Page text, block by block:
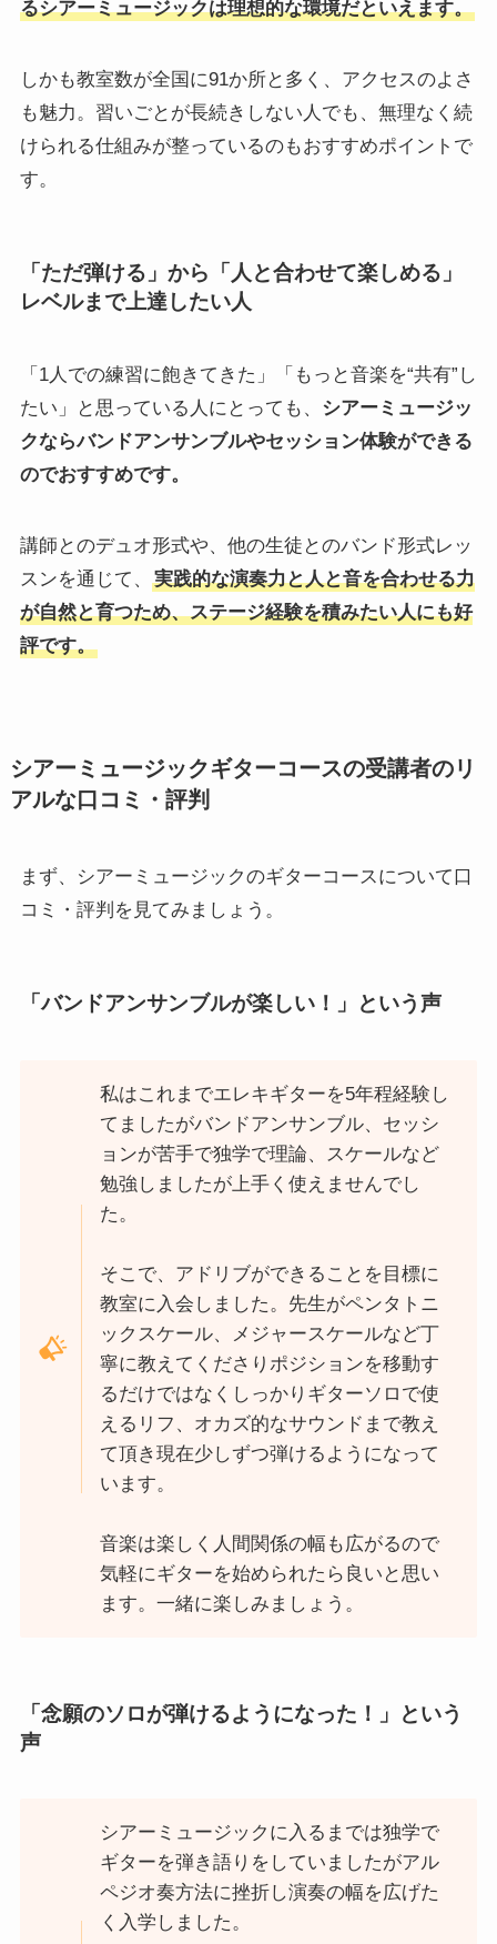
るシアーミュージックは理想的な環境だといえます。
しかも教室数が全国に91か所と多く、アクセスのよさ
も魅力。習いごとが長続きしない人でも、無理なく続
けられる仕組みが整っているのもおすすめポイントで
す。
「ただ弾ける」から「人と合わせて楽しめる」
レベルまで上達したい人
「1人での練習に飽きてきた」「もっと音楽を“共有”し
たい」と思っている人にとっても、 シアーミュージッ
クならバンドアンサンブルやセッション体験ができる
のでおすすめです。
講師とのデュオ形式や、他の生徒とのバンド形式レッ
スンを通じて、
実践的な演奏力と人と音を合わせる力
が自然と育つため、ステージ経験を積みたい人にも好
評です。
シアーミュージックギターコースの受講者のリ
アルな口コミ・評判
まず、シアーミュージックのギターコースについて口
コミ・評判を見てみましょう。
「バンドアンサンブルが楽しい！」という声
私はこれまでエレキギターを5年程経験し
てましたがバンドアンサンブル、セッシ
ョンが苦手で独学で理論、スケールなど
勉強しましたが上手く使えませんでし
た。
そこで、アドリブができることを目標に
教室に入会しました。先生がペンタトニ
ックスケール、メジャースケールなど丁
寧に教えてくださりポジションを移動す
るだけではなくしっかりギターソロで使
えるリフ、オカズ的なサウンドまで教え
て頂き現在少しずつ弾けるようになって
います。
音楽は楽しく人間関係の幅も広がるので
気軽にギターを始められたら良いと思い
ます。一緒に楽しみましょう。
「念願のソロが弾けるようになった！」という
声
シアーミュージックに入るまでは独学で
ギターを弾き語りをしていましたがアル
ペジオ奏方法に挫折し演奏の幅を広げた
く入学しました。